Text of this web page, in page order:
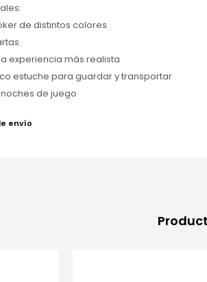
de distintos colores
experiencia más realista
estuche para guardar y transportar
de juego
envío